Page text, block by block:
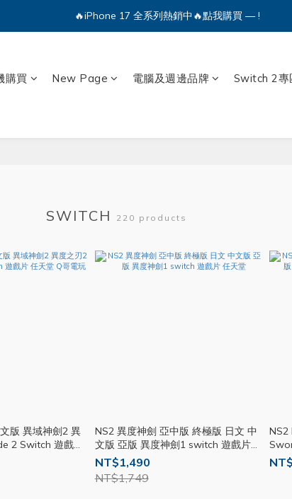
🔥iPhone 17 全系列熱銷中🔥點我購買 — !
🔥iPhone 17 全系列熱銷中🔥點我購買 — !
🔥iPhone 17 全系列熱銷中🔥點我購買 — !
購買 New Page 電腦及週邊品牌 Switch 2專
SWITCH 220 products
版 異域神劍2 異
2 Switch 遊戲片
NS2 異度神劍 亞中版 終極版 日文 中
文版 亞版 異度神劍1 switch 遊戲片
任天堂
NT$1,490
NT$1,749
NS2
華版